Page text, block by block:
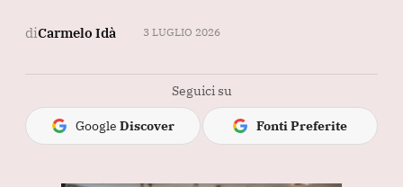
diCarmelo Idà 3 LUGLIO 2026
Seguici su
Google Discover Fonti Preferite